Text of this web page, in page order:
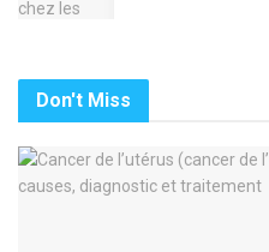
Don't Miss